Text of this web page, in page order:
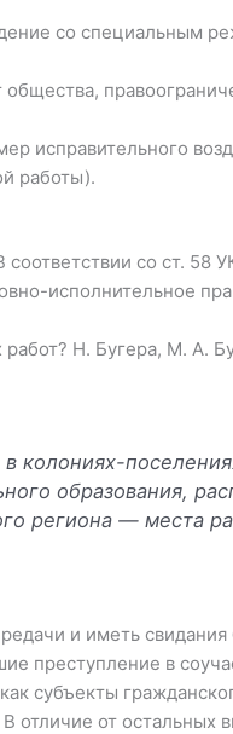
со специальным
исправительного
работы).
со ст. 58
исполнительное
Н. Бугера, М. А.
образования,
региона — места
и иметь свидания
преступление в
субъекты
отличие от остальных